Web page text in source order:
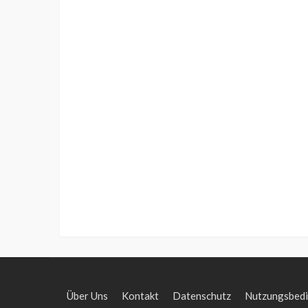
Über Uns Kontakt Datenschutz